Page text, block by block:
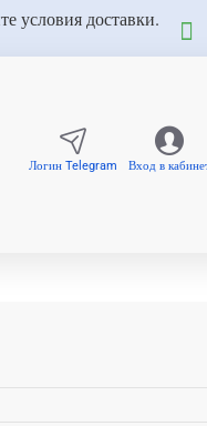
условия доставки.
Логин Telegram Вход в